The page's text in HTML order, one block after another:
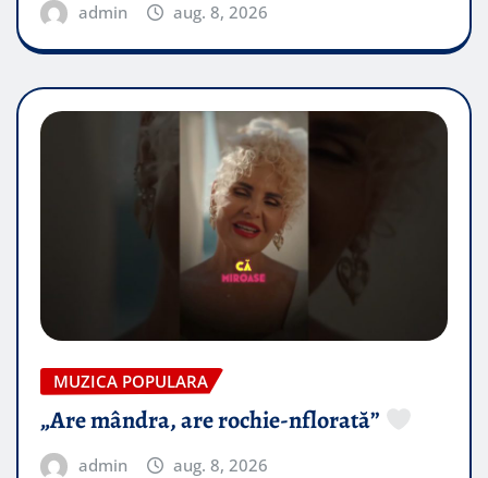
admin aug. 8, 2026
MUZICA POPULARA
„Are mândra, are rochie-nflorată”
admin aug. 8, 2026